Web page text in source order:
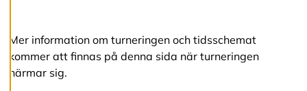
e
r
a
c
Mer information om turneringen och tidsschemat
kommer att finnas på denna sida när turneringen
närmar sig.